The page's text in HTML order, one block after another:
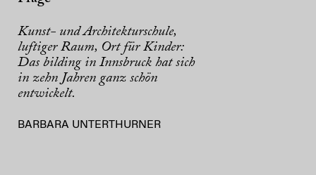
Kunst- und Architekturschule,
luftiger Raum, Ort für Kinder:
Das bilding in Innsbruck hat sich
in zehn Jahren ganz schön
entwickelt.
BARBARA UNTERTHURNER